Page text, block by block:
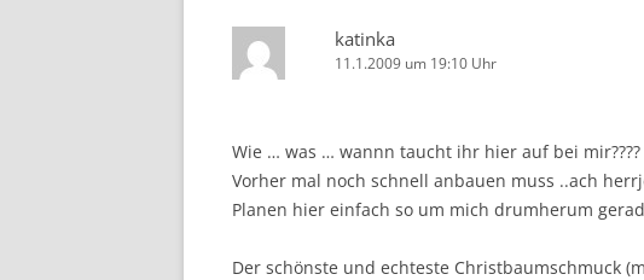
katinka
11.1.2009 um 19:10 Uhr
Wie … was … wannn taucht ihr hier auf bei mir????
Vorher mal noch schnell anbauen muss ..ach
Planen hier einfach so um mich drumherum
Der schönste und echteste Christbaumschmuck